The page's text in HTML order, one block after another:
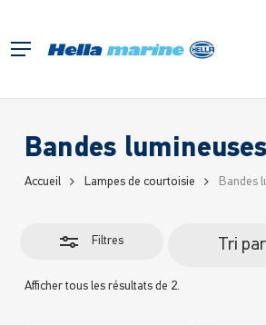
l'accueil
Menu
Bandes lumineuses
Accueil Lampes de courtoisie Bandes
Filtres
Afficher tous les résultats de 2.
Tri